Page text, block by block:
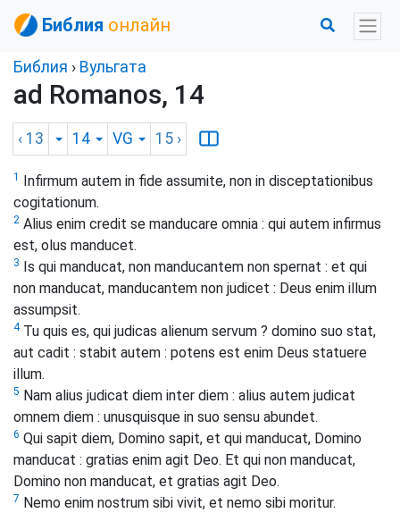
Библия онлайн
Библия › Вульгата
ad Romanos, 14
‹ 13 14 VG 15 ›
1
Infirmum autem in fide assumite, non in disceptationibus
cogitationum.
2 Alius enim credit se manducare omnia : qui autem infirmus
est, olus manducet.
3
Is qui manducat, non manducantem non spernat : et qui
non manducat, manducantem non judicet : Deus enim illum
assumpsit.
4Tu quis es, qui judicas alienum servum ? domino suo stat,
aut cadit : stabit autem : potens est enim Deus statuere
illum.
5 Nam alius judicat diem inter diem : alius autem judicat
omnem diem : unusquisque in suo sensu abundet.
6 Qui sapit diem, Domino sapit, et qui manducat, Domino
manducat : gratias enim agit Deo. Et qui non manducat,
Domino non manducat, et gratias agit Deo.
7 Nemo enim nostrum sibi vivit, et nemo sibi moritur.